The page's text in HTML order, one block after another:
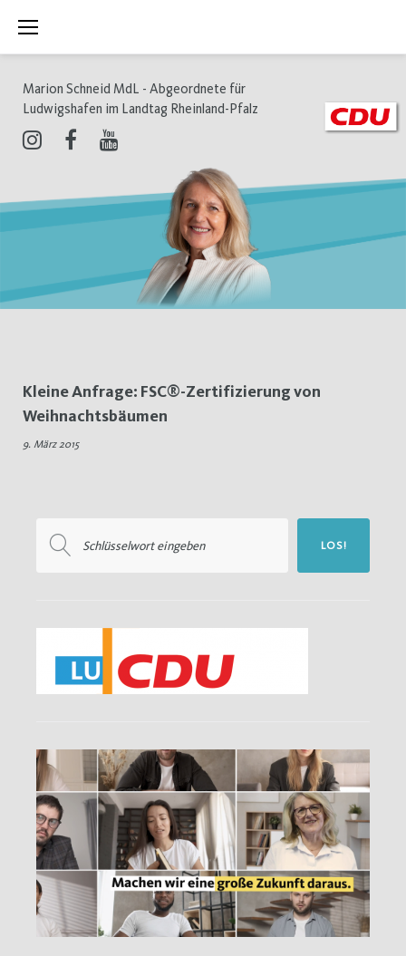
Inhalt
Marion Schneid MdL - Abgeordnete für
Ludwigshafen im Landtag Rheinland-Pfalz
Schlagwort:
Weihnachtsbäume
Kleine Anfrage: FSC®-Zertifizierung von
Weihnachtsbäumen
9. März 2015
nach:
LOS!